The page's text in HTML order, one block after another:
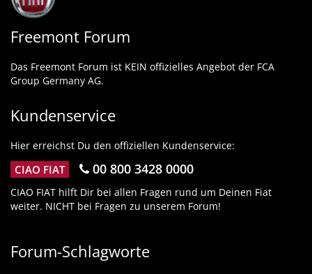
Freemont Forum
Das Freemont Forum ist KEIN offizielles Angebot der FCA
Group Germany AG.
Kundenservice
Hier erreichst Du den offiziellen Kundenservice:
CIAO FIAT 00 800 3428 0000
CIAO FIAT hilft Dir bei allen Fragen rund um Deinen Fiat
weiter. NICHT bei Fragen zu unserem Forum!
Forum-Schlagworte